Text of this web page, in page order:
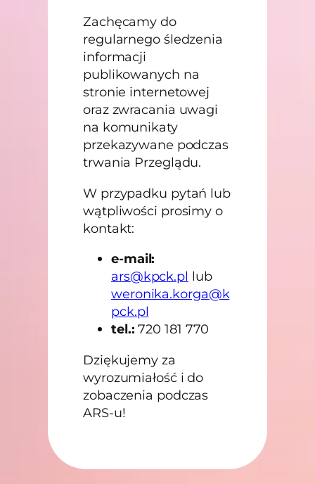
Zachęcamy do
regularnego śledzenia
informacji
publikowanych na
stronie internetowej
oraz zwracania uwagi
na komunikaty
przekazywane podczas
trwania Przeglądu.
W przypadku pytań lub
wątpliwości prosimy o
kontakt:
e-mail:
ars@kpck.pl lub
weronika.korga@k
pck.pl
tel.: 720 181 770
Dziękujemy za
wyrozumiałość i do
zobaczenia podczas
ARS-u!